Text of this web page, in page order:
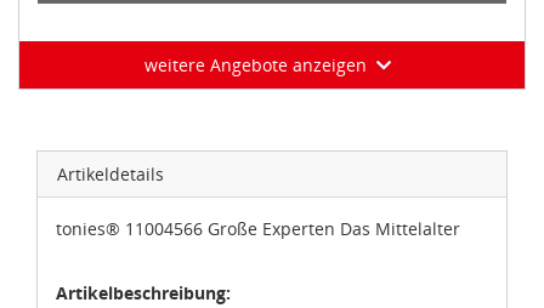
weitere Angebote anzeigen
Artikeldetails
tonies® 11004566 Große Experten Das Mittelalter
Artikelbeschreibung: